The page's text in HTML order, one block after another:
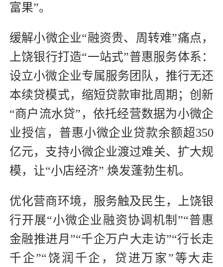
富果”。
缓解小微企业“融资贵、周转难”痛点，
上饶银行打造“一站式”普惠服务体系：
设立小微企业专属服务团队，推行无还
本续贷模式，缩短贷款审批周期；创新
“商户流水贷”，依托经营数据为小微企
业授信，普惠小微企业贷款余额超350
亿元，支持小微企业渡过难关、扩大规
模，让“小店经济” 焕发蓬勃生机。
优化营商环境，服务触及民生，上饶银
行开展“小微企业融资协调机制”“普惠
金融推进月”“千企万户大走访”“行长走
千企”“饶润千企，贷进万家”等大走